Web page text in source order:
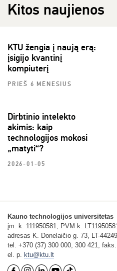
Kitos naujienos
KTU žengia į naują erą:
įsigijo kvantinį
kompiuterį
PRIEŠ 6 MĖNESIUS
Dirbtinio intelekto
akimis: kaip
technologijos mokosi
„matyti“?
2026-01-05
Kauno technologijos universitetas
įm. k. 111950581, PVM k.
adresas K. Donelaičio g. 73, LT-
tel. +370 (37) 300 000, 300 421,
el. p. ktu@ktu.lt